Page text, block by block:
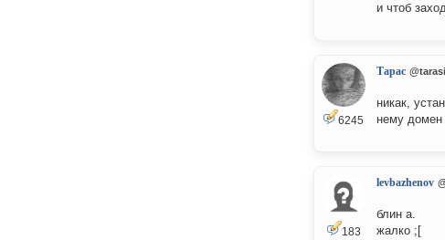
и чтоб
6245
Тарас
никак,
нему домен
183
levbazhenov
блин а.
жалко ;[